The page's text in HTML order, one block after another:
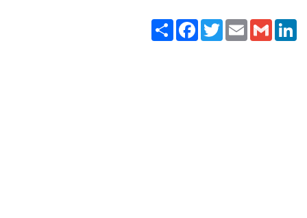
Paylaş FacebookTwitter Email Gmail